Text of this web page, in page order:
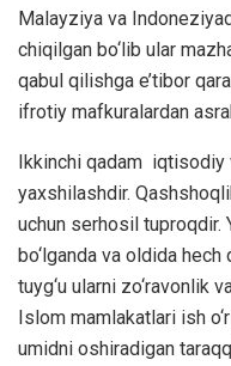
Malayziya va
chiqilgan bo‘lib ular
qabul qilishga e’tibor
ifrotiy mafkuralardan
Ikkinchi qadam iqtisodiy
yaxshilashdir.
uchun serhosil tuproqdir.
bo‘lganda va oldida hech
tuyg‘u ularni zo‘ravonlik
Islom mamlakatlari ish
umidni oshiradigan